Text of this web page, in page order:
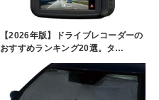
【2026年版】ドライブレコーダーの
おすすめランキング20選。タ…